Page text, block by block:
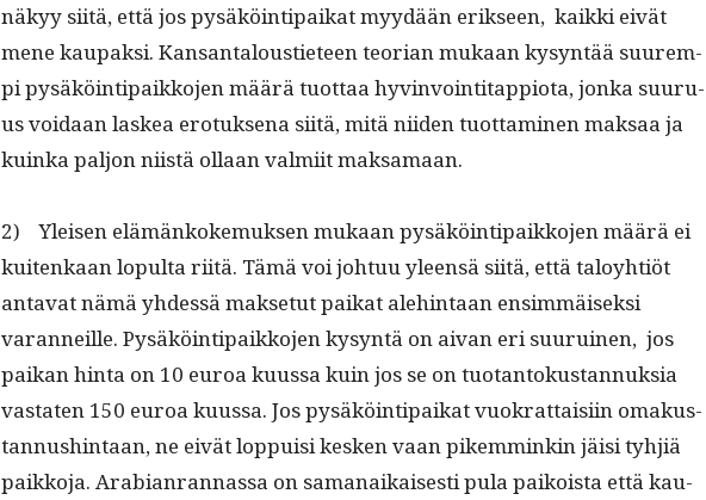
näkyy siitä, että jos pysäköin­tipaikat myy­dään erik­seen, kaik­ki eivät
mene kau­pak­si. Kansan­talousti­eteen teo­ri­an mukaan kysyn­tää suurem­
pi pysäköin­tipaikko­jen määrä tuot­taa hyv­in­voin­ti­tap­pi­o­ta, jon­ka suu­ru­
us voidaan laskea ero­tuk­se­na siitä, mitä niiden tuot­ta­mi­nen mak­saa ja
kuin­ka paljon niistä ollaan valmi­it maksamaan.
2) Yleisen elämänkoke­muk­sen mukaan pysäköin­tipaikko­jen määrä ei
kuitenkaan lop­ul­ta riitä. Tämä voi johtuu yleen­sä siitä, että taloy­htiöt
anta­vat nämä yhdessä mak­se­tut paikat ale­hin­taan ensim­mäisek­si
varan­neille. Pysäköin­tipaikko­jen kysyn­tä on aivan eri suu­ru­inen, jos
paikan hin­ta on 10 euroa kuus­sa kuin jos se on tuotan­tokus­tan­nuk­sia
vas­tat­en 150 euroa kuus­sa. Jos pysäköin­tipaikat vuokrat­taisi­in omakus­
tan­nush­in­taan, ne eivät lop­puisi kesken vaan pikem­minkin jäisi tyhjiä
paikko­ja. Ara­bi­an­ran­nas­sa on samanaikaises­ti pula paikoista että kau­